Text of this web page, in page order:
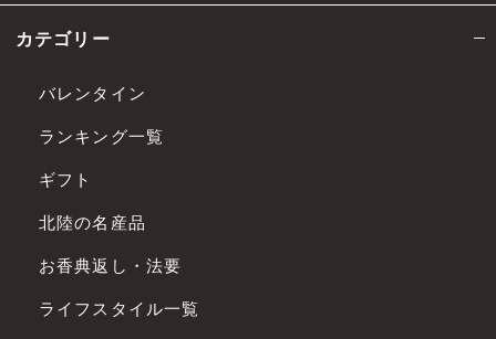
カテゴリー
バレンタイン
ランキング一覧
ギフト
北陸の名産品
お香典返し・法要
ライフスタイル一覧